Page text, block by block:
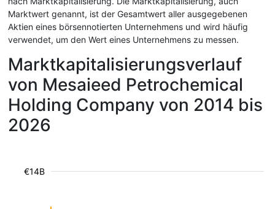
Marktwert genannt, ist der Gesamtwert aller ausgegebenen
Aktien eines börsennotierten Unternehmens und wird häufig
verwendet, um den Wert eines Unternehmens zu messen.
Marktkapitalisierungsverlauf
von Mesaieed Petrochemical
Holding Company von 2014 bis
2026
€14B